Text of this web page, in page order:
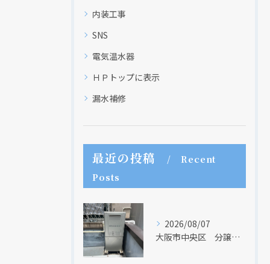
内装工事
SNS
電気温水器
ＨＰトップに表示
漏水補修
最近の投稿
Recent
Posts
2026/08/07
大阪市中央区 分譲マンションの給湯器取替リフォーム工事 UV除菌機能搭載給湯器